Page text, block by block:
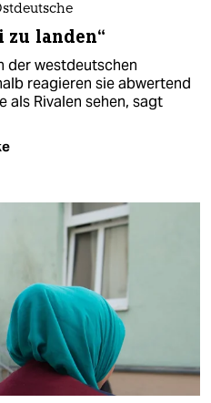
zu landen“
der westdeutschen
reagieren sie abwertend
als Rivalen sehen, sagt